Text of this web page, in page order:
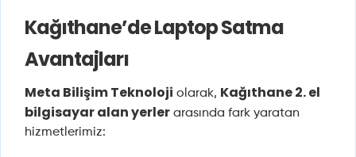
Kağıthane’de Laptop Satma
Avantajları
Meta Bilişim Teknoloji olarak, Kağıthane 2. el
bilgisayar alan yerler arasında fark yaratan
hizmetlerimiz: